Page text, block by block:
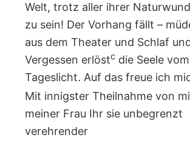
Welt, trotz aller ihrer
zu sein! Der Vorhang fällt –
aus dem Theater und Schlaf
Vergessen erlöstcdie Seele
Tageslicht. Auf das freue ich
Mit innigster Theilnahme von
meiner Frau Ihr sie unbegrenzt
verehrender